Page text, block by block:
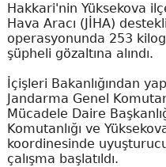
Hakkari'nin Yüksekova
Hava Aracı (JİHA)
operasyonunda 253
şüpheli gözaltına alındı.
İçişleri Bakanlığından
Jandarma Genel
Mücadele Daire
Komutanlığı ve
koordinesinde
çalışma başlatıldı.